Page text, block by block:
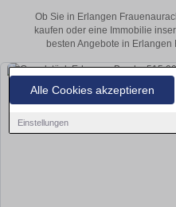
Alle Cookies akzeptieren
Einstellungen
Ob Sie in Erlangen
kaufen oder eine Immobilie
besten Angebote in